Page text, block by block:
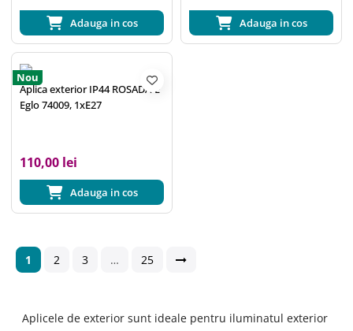
Adauga in cos Adauga in cos
Nou
Aplica exterior IP44 ROSADA-E
Eglo 74009, 1xE27
110,00 lei
Adauga in cos
1 2 3 … 25
Aplicele de exterior sunt ideale pentru iluminatul exterior